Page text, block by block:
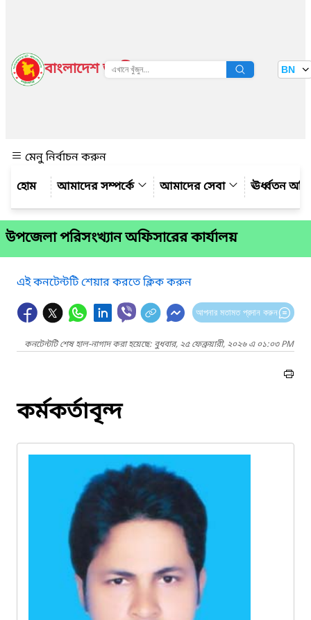
বাংলাদেশ জাতীয় তথ্য বাতায়ন BN
মেনু নির্বাচন করুন
আমাদের সম্পর্কে
আমাদের সেবা ঊর্ধ্বতন
উপজেলা পরিসংখ্যান অফিসারের কার্যালয়
এই কনটেন্টটি শেয়ার করতে ক্লিক করুন
আপনার মতামত প্রদান করুন
কনটেন্টটি শেষ হাল-নাগাদ করা হয়েছে: বুধবার, ২৫ ফেব্রুয়ারী, ২০২৬ এ ০১:০৩ PM
কর্মকর্তাবৃন্দ